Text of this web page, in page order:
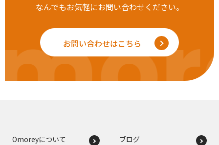
なんでもお気軽にお問い合わせください。
お問い合わせはこちら
Omoreyについて ブログ